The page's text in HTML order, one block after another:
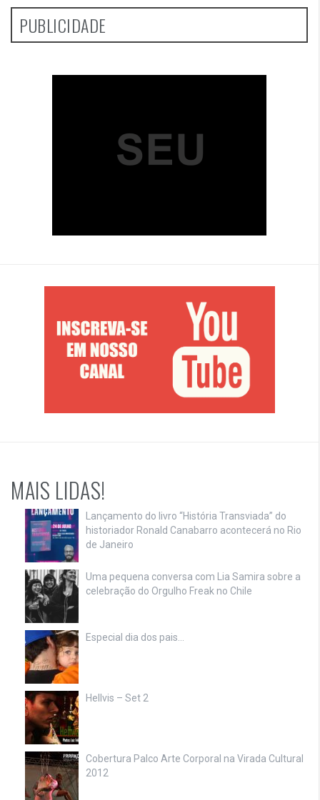
PUBLICIDADE
MAIS LIDAS!
Lançamento do livro “História Transviada” do
historiador Ronald Canabarro acontecerá no Rio
de Janeiro
Uma pequena conversa com Lia Samira sobre a
celebração do Orgulho Freak no Chile
Especial dia dos pais…
Hellvis – Set 2
Cobertura Palco Arte Corporal na Virada Cultural
2012